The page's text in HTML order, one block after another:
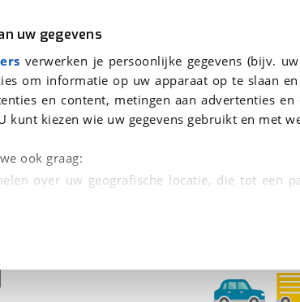
uw gegevens
verwerken je persoonlijke gegevens (bijv.
om informatie op uw apparaat op te slaan
en content, metingen aan advertenties
kunt kiezen wie uw gegevens gebruikt en met
ook graag:
over uw geografische locatie, die tot een
uw toestemming op elk moment